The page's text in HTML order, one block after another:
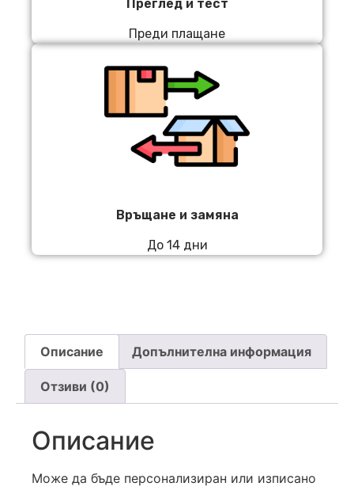
Преглед и тест
Преди плащане
Връщане и замяна
До 14 дни
Описание Допълнителна информация
Отзиви (0)
Описание
Може да бъде персонализиран или изписано